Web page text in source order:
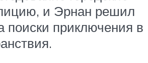
и Эрнан решил
поиски приключения в